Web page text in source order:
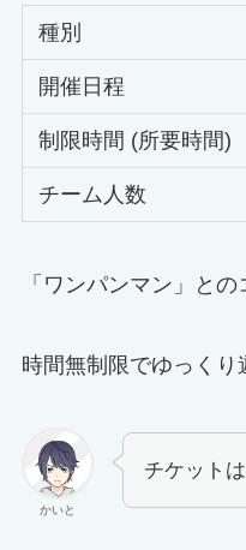
種別
開催日程
制限時間 (所要時間)
チーム人数
「ワンパンマン」と
時間無制限でゆっくり
かいと
チケットは